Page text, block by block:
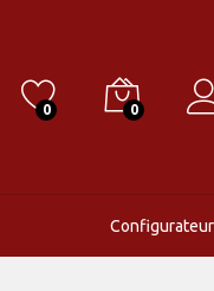
0 0
Configurateur